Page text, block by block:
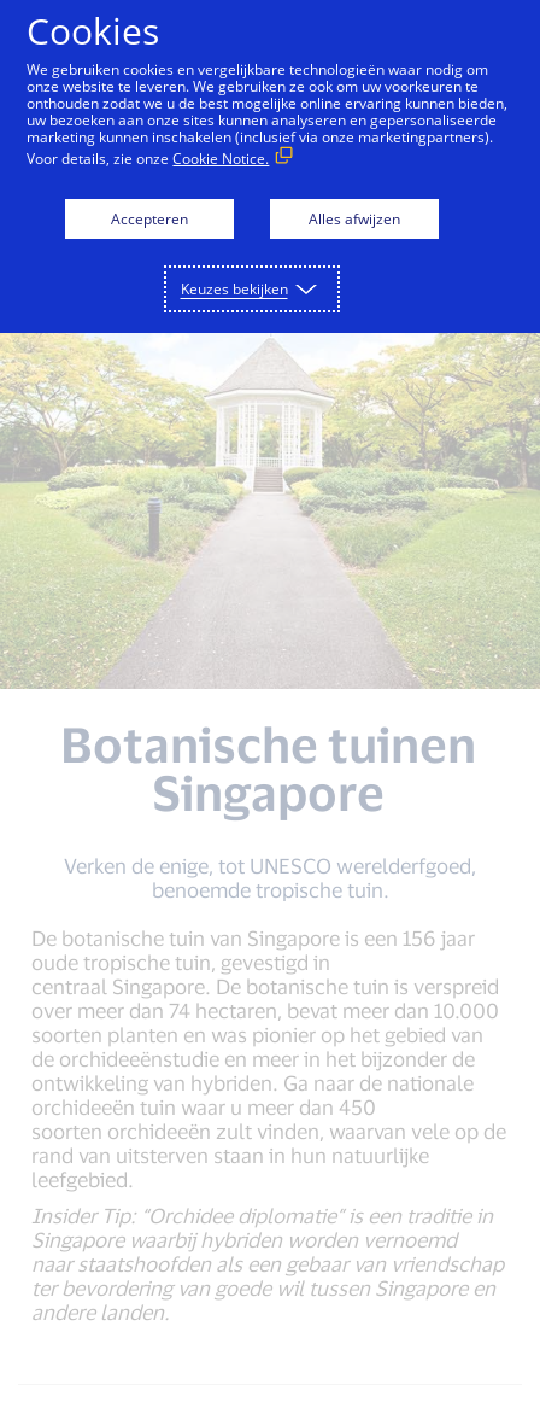
Back to City Guide Singapore Botanic Gardens
Botanische tuinen
Singapore
Verken de enige, tot UNESCO werelderfgoed,
benoemde tropische tuin.
De botanische tuin van Singapore is een 156 jaar
oude tropische tuin, gevestigd in
centraal Singapore. De botanische tuin is verspreid
over meer dan 74 hectaren, bevat meer dan 10.000
soorten planten en was pionier op het gebied van
de orchideeënstudie en meer in het bijzonder de
ontwikkeling van hybriden. Ga naar de nationale
orchideeën tuin waar u meer dan 450
soorten orchideeën zult vinden, waarvan vele op de
rand van uitsterven staan in hun natuurlijke
leefgebied.
Insider Tip: “Orchidee diplomatie” is een traditie in
Singapore waarbij hybriden worden vernoemd
naar staatshoofden als een gebaar van vriendschap
ter bevordering van goede wil tussen Singapore en
andere landen.
Cookies
We gebruiken cookies en vergelijkbare technologieën waar nodig om
onze website te leveren. We gebruiken ze ook om uw voorkeuren te
onthouden zodat we u de best mogelijke online ervaring kunnen bieden,
uw bezoeken aan onze sites kunnen analyseren en gepersonaliseerde
marketing kunnen inschakelen (inclusief via onze marketingpartners).
Voor details, zie onzeCookie Notice.
Accepteren Alles afwijzen
Keuzes bekijken